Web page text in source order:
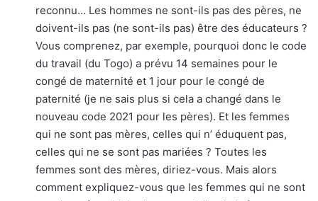
reconnu… Les hommes ne sont-ils pas des pères, ne
doivent-ils pas (ne sont-ils pas) être des éducateurs ?
Vous comprenez, par exemple, pourquoi donc le code
du travail (du Togo) a prévu 14 semaines pour le
congé de maternité et 1 jour pour le congé de
paternité (je ne sais plus si cela a changé dans le
nouveau code 2021 pour les pères). Et les femmes
qui ne sont pas mères, celles qui n’ éduquent pas,
celles qui ne se sont pas mariées ? Toutes les
femmes sont des mères, diriez-vous. Mais alors
comment expliquez-vous que les femmes qui ne sont